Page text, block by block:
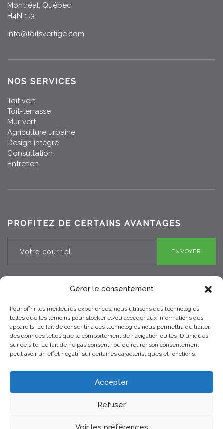
Gérer le consentement
Pour offrir les meilleures expériences, nous utilisons des technologies
telles que les témoins pour stocker et/ou accéder aux informations des
appareils. Le fait de consentir à ces technologies nous permettra de traiter
des données telles que le comportement de navigation ou les ID uniques
sur ce site. Le fait de ne pas consentir ou de retirer son consentement
peut avoir un effet négatif sur certaines caractéristiques et fonctions.
Accepter
Refuser
Voir les préférences
Montréal, Québec
H4N 1J3
info@toitsvertige.com
NOS SERVICES
Toit vert
Toit-terrasse
Mur vert
Agriculture urbaine
Design intégré
Consultation
Entretien
PROFITEZ DE CERTAINS AVANTAGES
ENVOYER
RBQ 8330-0970-25
© 2021 Toits Vertige. Tous droits réservés.